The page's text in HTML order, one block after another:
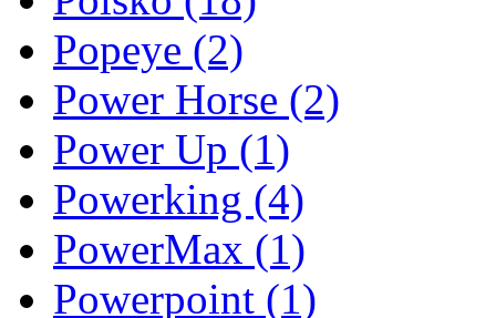
Popeye (2)
Power Horse (2)
Power Up (1)
Powerking (4)
PowerMax (1)
Powerpoint (1)